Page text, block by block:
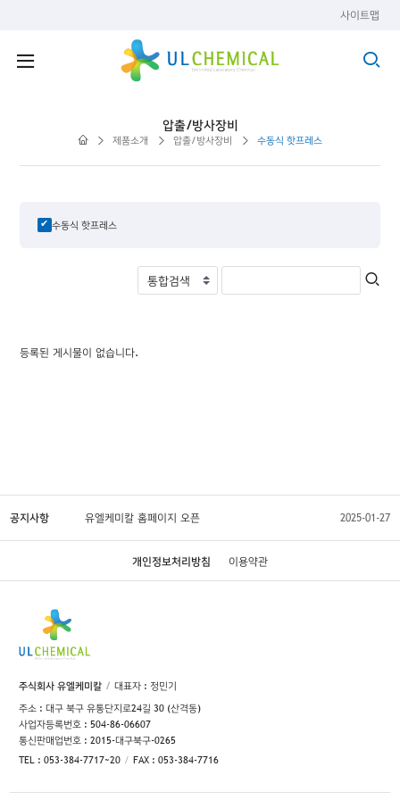
사이트맵
압출/방사장비
제품소개 압출/방사장비 수동식 핫프레스
수동식 핫프레스
등록된 게시물이 없습니다.
공지사항 유엘케미칼 홈페이지 오픈 2025-01-27
개인정보처리방침 이용약관
주식회사 유엘케미칼
대표자 : 정민기
주소 : 대구 북구 유통단지로24길 30 (산격동)
사업자등록번호 : 504-86-06607
통신판매업번호 : 2015-대구북구-0265
TEL : 053-384-7717~20
FAX : 053-384-7716